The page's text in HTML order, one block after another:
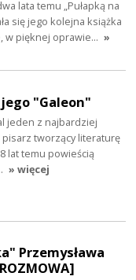
lata temu „Pułapką na
się jego kolejna książka
w pięknej oprawie… »
"Galeon"
jeden z najbardziej
tworzący literaturę
lat temu powieścią
» więcej
Przemysława